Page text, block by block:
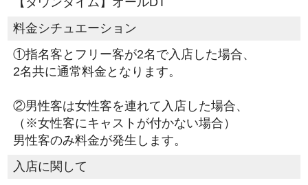
料金シチュエーション
①指名客とフリー客が2名で入店した場合、
2名共に通常料金となります。
②男性客は女性客を連れて入店した場合、
（※女性客にキャストが付かない場合）
男性客のみ料金が発生します。
入店に関して